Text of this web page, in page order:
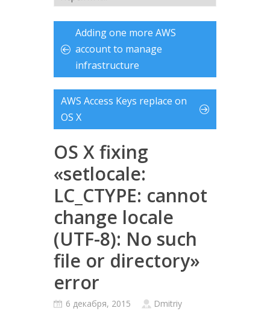
Adding one more AWS
account to manage
infrastructure
AWS Access Keys replace on
OS X
OS X fixing
«setlocale:
LC_CTYPE: cannot
change locale
(UTF-8): No such
file or directory»
error
6 декабря, 2015
Dmitriy